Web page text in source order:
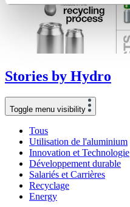
Stories by Hydro
Toggle menu visibility
Tous
Utilisation de l'aluminium
Innovation et Technologie
Développement durable
Salariés et Carrières
Recyclage
Energy